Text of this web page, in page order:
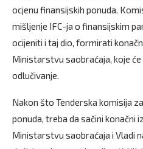
ocjenu finansijskih ponuda.
mišljenje IFC-ja o finansijskim
ocijeniti i taj dio, formirati
Ministarstvu saobraćaja, koje
odlučivanje.
Nakon što Tenderska komisija
ponuda, treba da sačini konačni
Ministarstvu saobraćaja i Vladi